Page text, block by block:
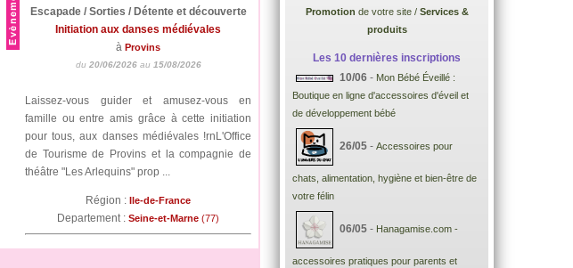
Escapade / Sorties / Détente et découverte
Initiation aux danses médiévales
à Provins
du 20/06/2026au 15/08/2026
Laissez-vous guider et amusez-vous en
famille ou entre amis grâce à cette initiation
pour tous, aux danses médiévales !rnL'Office
de Tourisme de Provins et la compagnie de
théâtre "Les Arlequins" prop ...
Région : Ile-de-France
Departement : Seine-et-Marne (77)
Promotion de votre site / Services &
produits
Les 10 dernières inscriptions
10/06 - Mon Bébé Éveillé :
Boutique en ligne d'accessoires d'éveil et
de développement bébé
26/05 - Accessoires pour
chats, alimentation, hygiène et bien-être de
votre félin
06/05 - Hanagamise.com -
accessoires pratiques pour parents et